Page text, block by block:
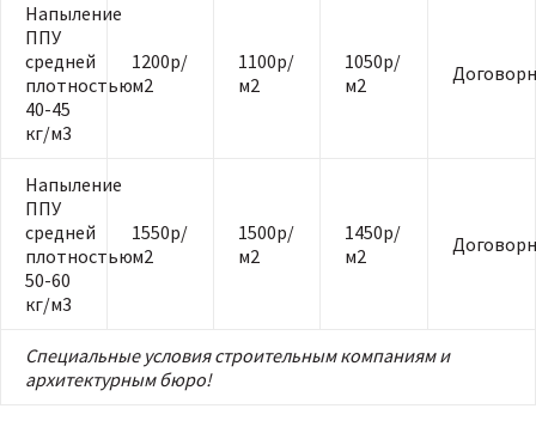
Напыление
ППУ
средней
плотностью
40-45
кг/м3
1200р/
м2
1100р/
м2
1050р/
м2
Напыление
ППУ
средней
плотностью
50-60
кг/м3
1550р/
м2
1500р/
м2
1450р/
м2
Специальные условия строительным компаниям и
архитектурным бюро!